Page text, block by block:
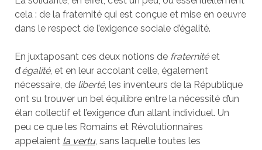
cela : de la fraternité qui est conçue et mise en oeuvre
dans le respect de l’exigence sociale d’égalité.
En juxtaposant ces deux notions de fraternitéet
d’égalité, et en leur accolant celle, également
nécessaire, de liberté, les inventeurs de la République
ont su trouver un bel équilibre entre la nécessité d’un
élan collectif et l’exigence d’un allant individuel. Un
peu ce que les Romains et Révolutionnaires
appelaient la vertu, sans laquelle toutes les